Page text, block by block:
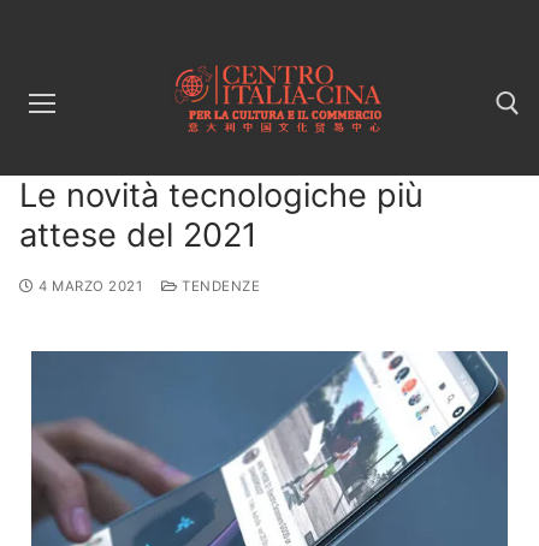
Le novità tecnologiche più
attese del 2021
4 MARZO 2021 TENDENZE